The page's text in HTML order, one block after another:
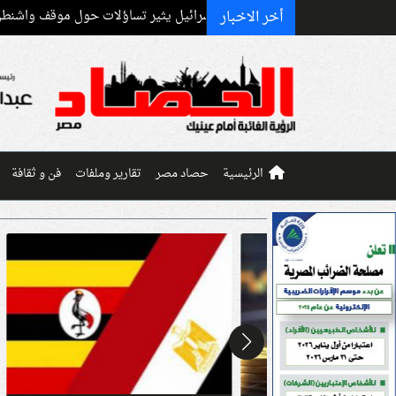
أخر الاخبار
الدفاعي مع إسرائيل يثير تساؤلات حول موقف واشنطن إسبانيا
الرئيسية حصاد مصر تقارير وملفات فن و ثقافة